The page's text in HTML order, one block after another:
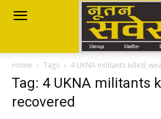
Nutan
Savera
Home Tags 4 UKNA militants killed;
Tag: 4 UKNA militants
recovered